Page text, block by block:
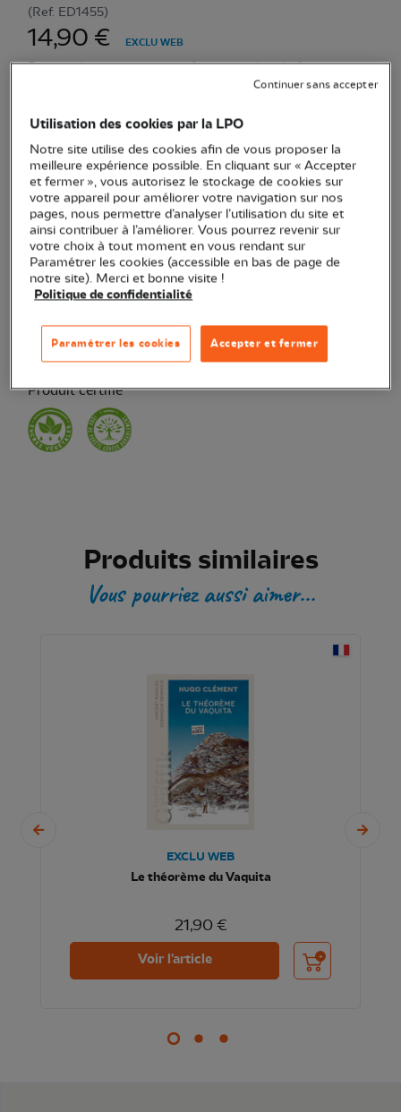
(Ref. ED1455)
14,90 € EXCLU WEB
Petit guide pratique et positif pour protéger la faune,
comprendre les pièges involontaires et agir en faveur de la
Quantité
En stock
Ajouter au panier
Transaction sécurisée
Produit certifié
Produits similaires
Vous pourriez aussi aimer...
EXCLU WEB
Le théorème du Vaquita
21,90 €
Voir l'article Ajouter au panier
Utilisation des cookies par la LPO
Notre site utilise des cookies afin de vous proposer la
meilleure expérience possible. En cliquant sur « Accepter
et fermer », vous autorisez le stockage de cookies sur
votre appareil pour améliorer votre navigation sur nos
pages, nous permettre d’analyser l’utilisation du site et
ainsi contribuer à l’améliorer. Vous pourrez revenir sur
votre choix à tout moment en vous rendant sur
Paramétrer les cookies (accessible en bas de page de
notre site). Merci et bonne visite !
Politique de confidentialité
Accepter et fermer
Paramétrer les cookies
Continuer sans accepter